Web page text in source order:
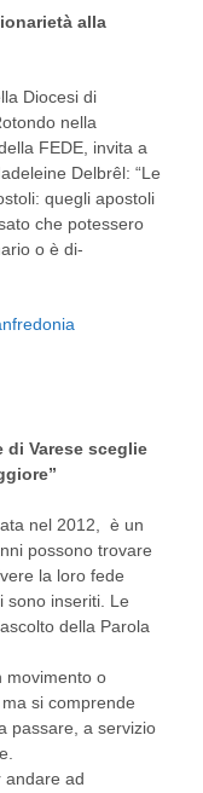
alla
Diocesi di
nella
FEDE, invita a
Delbrêl: “Le
quegli apostoli
che potessero
o è di-
di Varese sceglie
nel 2012, è un
possono trovare
la loro fede
sono inseriti. Le
della Parola
movimento o
si comprende
passare, a servizio
andare ad